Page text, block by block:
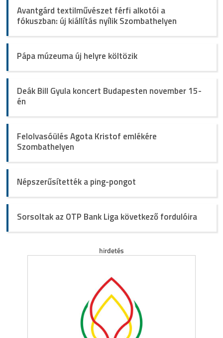
Avantgárd textilművészet férfi alkotói a
fókuszban: új kiállítás nyílik Szombathelyen
Pápa múzeuma új helyre költözik
Deák Bill Gyula koncert Budapesten november 15-
én
Felolvasóülés Agota Kristof emlékére
Szombathelyen
Népszerűsítették a ping-pongot
Sorsoltak az OTP Bank Liga következő fordulóira